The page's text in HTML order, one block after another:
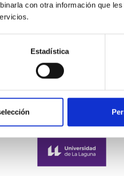
con otra información que
Estadística
ESPRESSO